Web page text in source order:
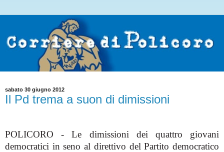
sabato 30 giugno 2012
Il Pd trema a suon di dimissioni
POLICORO - Le dimissioni dei quattro giovani
democratici in seno al direttivo del Partito democratico